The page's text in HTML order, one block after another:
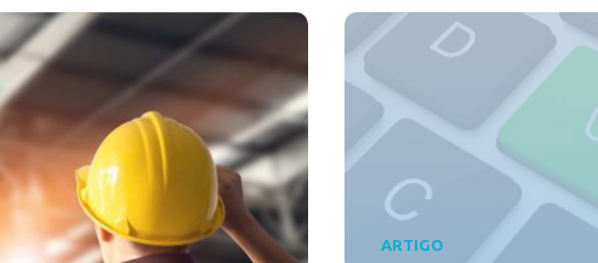
ARTIGO